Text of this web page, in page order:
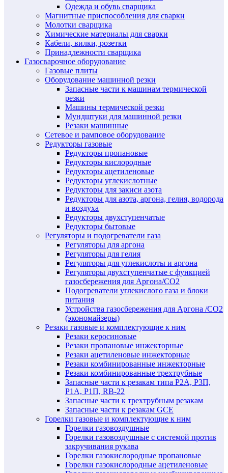
Одежда и обувь сварщика
Магнитные приспособления для сварки
Молотки сварщика
Химические материалы для сварки
Кабели, вилки, розетки
Принадлежности сварщика
Газосварочное оборудование
Газовые плиты
Оборудование машинной резки
Запасные части к машинам термической
резки
Машины термической резки
Мундштуки для машинной резки
Резаки машинные
Сетевое и рамповое оборудование
Редукторы газовые
Редукторы пропановые
Редукторы кислородные
Редукторы ацетиленовые
Редукторы углекислотные
Редукторы для закиси азота
Редукторы для азота, аргона, гелия, водорода
и воздуха
Редукторы двухступенчатые
Редукторы бытовые
Регуляторы и подогреватели газа
Регуляторы для аргона
Регуляторы для гелия
Регуляторы для углекислоты и аргона
Регуляторы двухступенчатые c функцией
газосбережения для Аргона/СО2
Подогреватели углекислого газа и блоки
питания
Устройства газосбережения для Аргона /СО2
(экономайзеры)
Резаки газовые и комплектующие к ним
Резаки керосиновые
Резаки пропановые инжекторные
Резаки ацетиленовые инжекторные
Резаки комбинированные инжекторные
Резаки комбинированные трехтрубные
Запасные части к резакам типа Р2А, Р3П,
Р1А, Р1П, RB-22
Запасные части к трехтрубным резакам
Запасные части к резакам GCE
Горелки газовые и комплектующие к ним
Горелки газовоздушные
Горелки газовоздушные с системой против
закручивания рукава
Горелки газокислородные пропановые
Горелки газокислородные ацетиленовые